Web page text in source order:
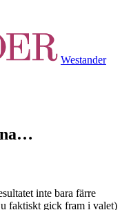
Westander
inte bara färre
faktiskt gick fram i valet)